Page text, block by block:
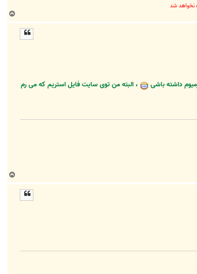
ا
، البته من توی سایت فایل استریم که می رم
ا